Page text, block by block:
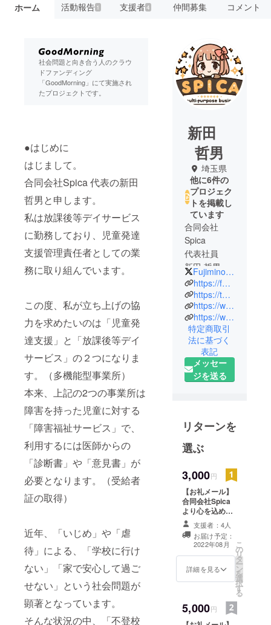
ホーム 活動報告1 支援者4 仲間募集 コメント
社会問題と向き合う人のクラウ
ドファンディング
「GoodMorning」にて実施され
たプロジェクトです。
●はじめに
はじまして。
合同会社Spica 代表の新田
哲男と申します。
私は放課後等デイサービス
に勤務しており、児童発達
支援管理責任者としての業
務に取り組んでいます。
この度、私が立ち上げの協
力を求めたいのは「児童発
達支援」と「放課後等デイ
サービス」の２つになりま
す。（多機能型事業所）
本来、上記の2つの事業所は
障害を持った児童に対する
「障害福祉サービス」で、
利用するには医師からの
「診断書」や「意見書」が
必要となります。（受給者
証の取得）
近年、「いじめ」や「虐
待」による、「学校に行け
ない」「家で安心して過ご
せない」という社会問題が
顕著となっています。
そんな状況の中、「不登校
新田
哲男
埼玉県
他に6件の
プロジェク
トを掲載し
ています
合同会社
Spica
代表社員
新田 哲男
管理者
児童発達支
援管理責任
者
FujiminoSpica
https://fujimino-spica.net/
https://twitter.com/FujiminoSpica
https://www.facebook.com/tetsuo.shinta
https://www.youtube.com/@FujiminoSpica
特定商取引
法に基づく
表記
メッセー
ジを送る
リターンを
選ぶ
3,000円
【お礼メール】
合同会社Spica
より心を込めて
お礼のメールを
送らせて頂きま
す。 ※強制では
ありませんの
で、ご希望の無
い方はお申し付
支援者：4人
お届け予定：
2022年08月
詳細を見る
こ
の
リ
タ
ー
ン
を
選
択
す
る
5,000円